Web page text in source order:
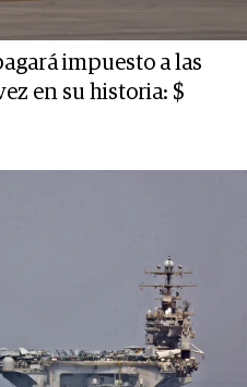
impuesto a las
en su historia: $